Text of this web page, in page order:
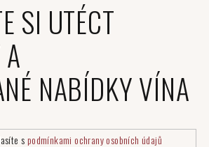
SI UTÉCT
NABÍDKY VÍNA
s podmínkami ochrany osobních údajů